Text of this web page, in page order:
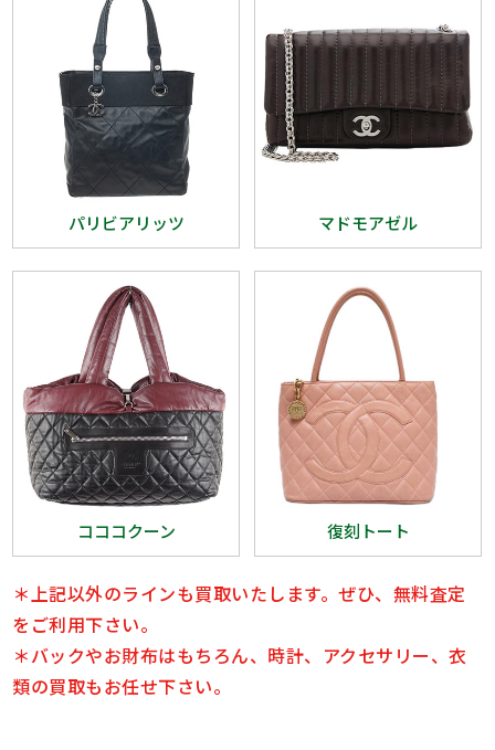
パリビアリッツ マドモアゼル
コココクーン 復刻トート
＊上記以外のラインも買取いたします。ぜひ、無料査定
をご利用下さい。
＊バックやお財布はもちろん、時計、アクセサリー、衣
類の買取もお任せ下さい。